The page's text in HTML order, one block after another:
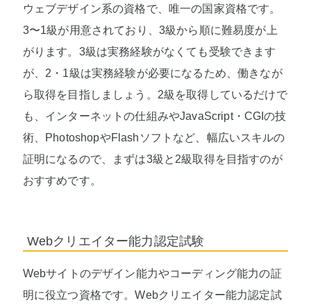
ウェブデザイン系の資格で、唯一の国家資格です。
3〜1級が用意されており、3級から順に難易度が上
がります。3級は実務経験がなくても受験できます
が、2・1級は実務経験が必要になるため、働きなが
ら取得を目指しましょう。2級を取得しているだけで
も、インターネットの仕組みやJavaScript・CGIの技
術、PhotoshopやFlashソフトなど、幅広いスキルの
証明になるので、まずは3級と2級取得を目指すのが
おすすめです。
Webクリエイター能力認定試験
Webサイトのデザイン能力やコーディング能力の証
明に役立つ資格です。Webクリエイター能力認定試